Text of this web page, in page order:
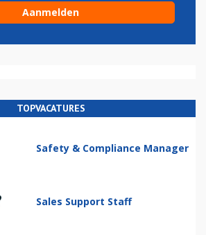
TOPVACATURES
Safety & Compliance Manager
Sales Support Staff